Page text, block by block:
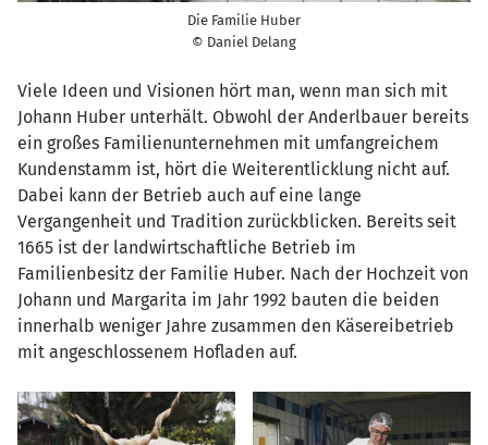
Die Familie Huber
© Daniel Delang
Viele Ideen und Visionen hört man, wenn man sich mit
Johann Huber unterhält. Obwohl der Anderlbauer bereits
ein großes Familienunternehmen mit umfangreichem
Kundenstamm ist, hört die Weiterentlicklung nicht auf.
Dabei kann der Betrieb auch auf eine lange
Vergangenheit und Tradition zurückblicken. Bereits seit
1665 ist der landwirtschaftliche Betrieb im
Familienbesitz der Familie Huber. Nach der Hochzeit von
Johann und Margarita im Jahr 1992 bauten die beiden
innerhalb weniger Jahre zusammen den Käsereibetrieb
mit angeschlossenem Hofladen auf.